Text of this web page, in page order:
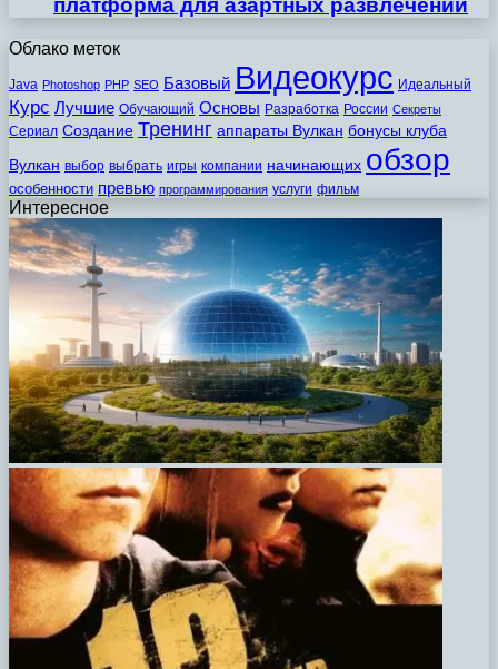
платформа для азартных развлечений
Облако меток
Java Photoshop PHP SEO Базовый Видеокурс Идеальный
Курс Лучшие Обучающий Основы Разработка России Секреты
Сериал Создание Тренинг аппараты Вулкан бонусы клуба
Вулкан выбор выбрать игры компании начинающих обзор
особенности превью программирования услуги фильм
Интересное